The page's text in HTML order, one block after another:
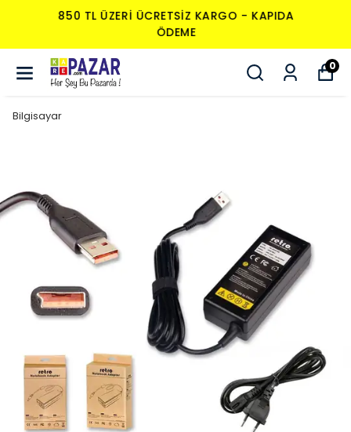
850 TL ÜZERI ÜCRETSIZ KARGO - KAPIDA
ÖDEME
0
Bilgisayar